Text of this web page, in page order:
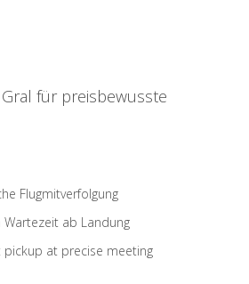
für preisbewusste
Flugmitverfolgung
ab Landung
pickup at precise meeting